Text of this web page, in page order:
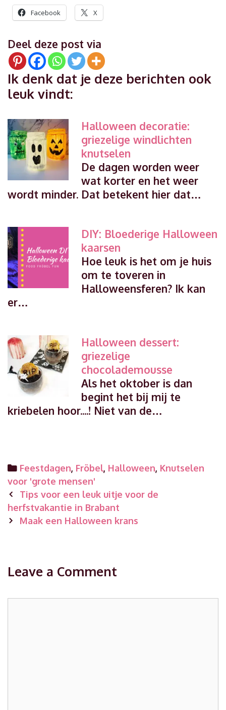
Facebook X
Deel deze post via
Ik denk dat je deze berichten ook
leuk vindt:
Halloween decoratie:
griezelige windlichten
knutselen
De dagen worden weer
wat korter en het weer
wordt minder. Dat betekent hier dat…
DIY: Bloederige Halloween
kaarsen
Hoe leuk is het om je huis
om te toveren in
Halloweensferen? Ik kan
er…
Halloween dessert:
griezelige
chocolademousse
Als het oktober is dan
begint het bij mij te
kriebelen hoor....! Niet van de…
Categories
Feestdagen, Fröbel, Halloween, Knutselen
voor 'grote mensen'
Post
navigation
Tips voor een leuk uitje voor de
herfstvakantie in Brabant
Maak een Halloween krans
Leave a Comment